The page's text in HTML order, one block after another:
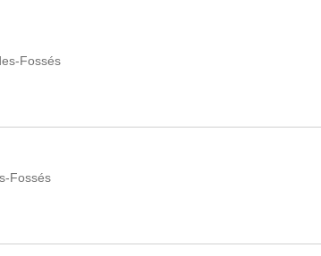
Fossés
Fossés